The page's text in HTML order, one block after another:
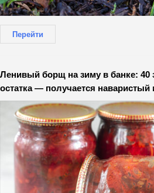
Перейти
Ленивый борщ на зиму в банке: 40
остатка — получается